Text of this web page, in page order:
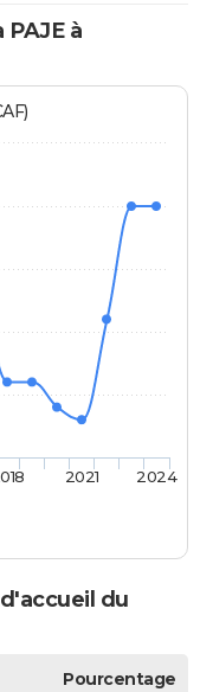
à
2021 2024
du
Pourcentage